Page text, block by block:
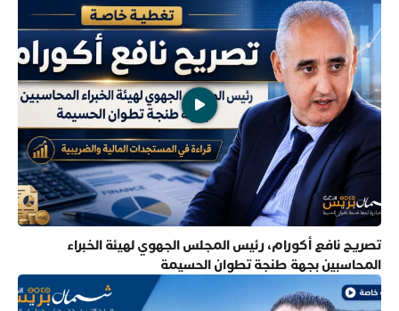
تصريح نافع أكورام، رئيس المجلس الجهوي لهيئة الخبراء
المحاسبين بجهة طنجة تطوان الحسيمة